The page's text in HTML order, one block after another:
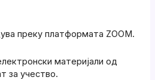
преку платформата ZOOM.
материјали од
за учество.